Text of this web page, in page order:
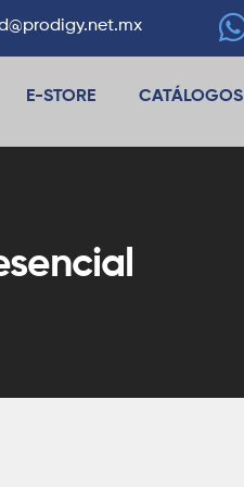
E-STORE CATÁLOGOS